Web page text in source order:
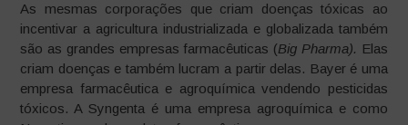
As mesmas corporações que criam doenças tóxicas ao
incentivar a agricultura industrializada e globalizada também
são as grandes empresas farmacêuticas (Big Pharma). Elas
criam doenças e também lucram a partir delas. Bayer é uma
empresa farmacêutica e agroquímica vendendo pesticidas
tóxicos. A Syngenta é uma empresa agroquímica e como